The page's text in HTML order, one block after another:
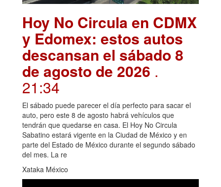
Hoy No Circula en CDMX
y Edomex: estos autos
descansan el sábado 8
de agosto de 2026 .
21:34
El sábado puede parecer el día perfecto para sacar el
auto, pero este 8 de agosto habrá vehículos que
tendrán que quedarse en casa. El Hoy No Circula
Sabatino estará vigente en la Ciudad de México y en
parte del Estado de México durante el segundo sábado
del mes. La re
Xataka México